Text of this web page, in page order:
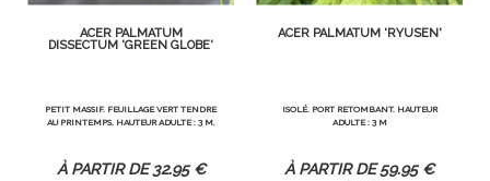
ACER PALMATUM
DISSECTUM 'GREEN GLOBE'
PETIT MASSIF. FEUILLAGE VERT TENDRE
AU PRINTEMPS. HAUTEUR ADULTE : 3 M.
32.95 €
ACER PALMATUM 'RYUSEN'
ISOLÉ. PORT RETOMBANT. HAUTEUR
ADULTE : 3 M
59.95 €